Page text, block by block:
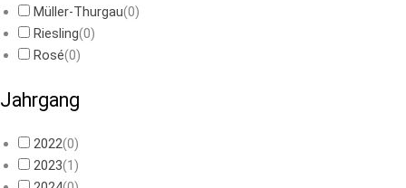
Müller-Thurgau(0)
Riesling(0)
Rosé(0)
Jahrgang
2022(0)
2023(1)